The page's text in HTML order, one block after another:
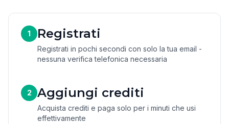
1 Registrati
Registrati in pochi secondi con solo la tua email -
nessuna verifica telefonica necessaria
2 Aggiungi crediti
Acquista crediti e paga solo per i minuti che usi
effettivamente